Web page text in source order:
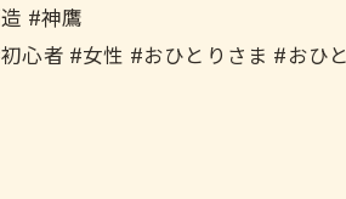
#神鷹
心者 #女性 #おひとりさま #お